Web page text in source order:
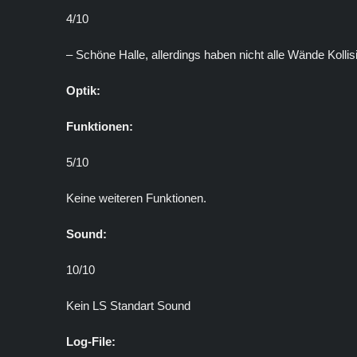
4/10
– Schöne Halle, allerdings haben nicht alle Wände
Optik:
Funktionen:
5/10
Keine weiteren Funktionen.
Sound:
10/10
Kein LS Standart Sound
Log-File: